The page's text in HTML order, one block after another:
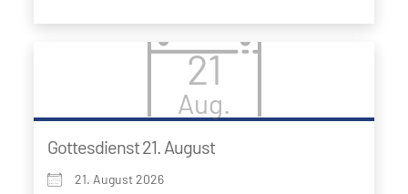
21
Aug.
Gottesdienst 21. August
21. August 2026